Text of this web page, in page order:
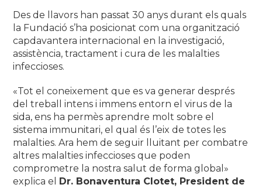
Des de llavors han passat 30 anys durant els quals
la Fundació s’ha posicionat com una organització
capdavantera internacional en la investigació,
assistència, tractament i cura de les malalties
infeccioses.
«Tot el coneixement que es va generar després
del treball intens i immens entorn el virus de la
sida, ens ha permès aprendre molt sobre el
sistema immunitari, el qual és l’eix de totes les
malalties. Ara hem de seguir lluitant per combatre
altres malalties infeccioses que poden
comprometre la nostra salut de forma global»
explica el
Dr. Bonaventura Clotet, President de